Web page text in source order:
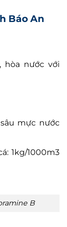
Báo An
hòa nước với
mực nước
1kg/1000m3
B